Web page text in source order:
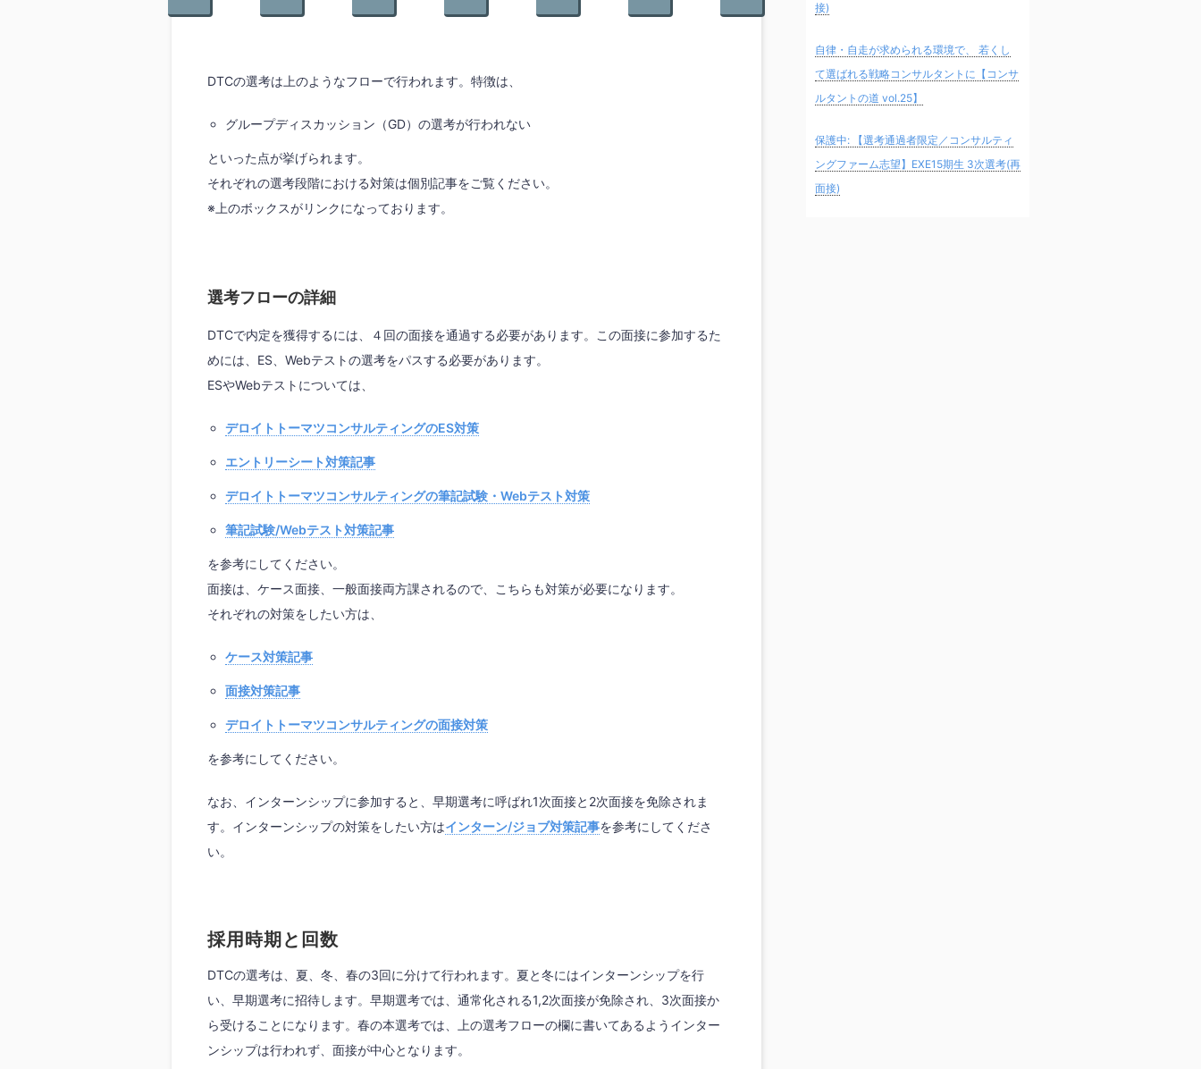
DTCの選考は上のようなフローで行われます。特徴は、
グループディスカッション（GD）の選考が行われない
といった点が挙げられます。
それぞれの選考段階における対策は個別記事をご覧ください。
※上のボックスがリンクになっております。
選考フローの詳細
DTCで内定を獲得するには、４回の面接を通過する必要があります。この面接に参加するた
めには、ES、Webテストの選考をパスする必要があります。
ESやWebテストについては、
デロイトトーマツコンサルティングのES対策
エントリーシート対策記事
デロイトトーマツコンサルティングの筆記試験・Webテスト対策
筆記試験/Webテスト対策記事
を参考にしてください。
面接は、ケース面接、一般面接両方課されるので、こちらも対策が必要になります。
それぞれの対策をしたい方は、
ケース対策記事
面接対策記事
デロイトトーマツコンサルティングの面接対策
を参考にしてください。
なお、インターンシップに参加すると、早期選考に呼ばれ1次面接と2次面接を免除されま
す。インターンシップの対策をしたい方はインターン/ジョブ対策記事を参考にしてくださ
い。
採用時期と回数
DTCの選考は、夏、冬、春の3回に分けて行われます。夏と冬にはインターンシップを行
い、早期選考に招待します。早期選考では、通常化される1,2次面接が免除され、3次面接か
ら受けることになります。春の本選考では、上の選考フローの欄に書いてあるようインター
ンシップは行われず、面接が中心となります。
接)
自律・自走が求められる環境で、 若くし
て選ばれる戦略コンサルタントに【コンサ
ルタントの道 vol.25】
保護中: 【選考通過者限定／コンサルティ
ングファーム志望】EXE15期生 3次選考(再
面接)